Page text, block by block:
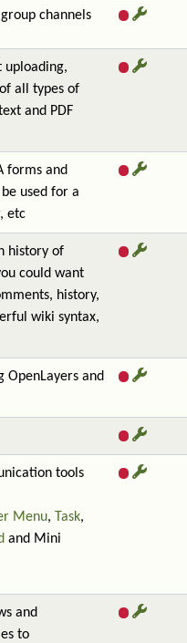
channels
uploading,
all types of
and PDF
forms and
used for a
etc
history of
could want
history,
wiki syntax,
OpenLayers and
tools
Menu, Task,
and Mini
and
to